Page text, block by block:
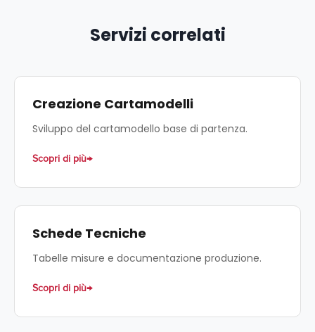
Servizi correlati
Creazione Cartamodelli
Sviluppo del cartamodello base di partenza.
Scopri di più
Schede Tecniche
Tabelle misure e documentazione produzione.
Scopri di più